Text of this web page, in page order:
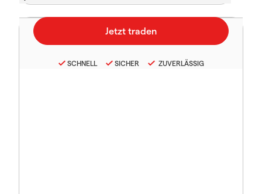
SCHNELL SICHER ZUVERLÄSSIG